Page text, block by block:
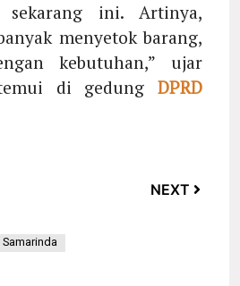
sekarang ini. Artinya,
menyetok barang,
kebutuhan,” ujar
di gedung DPRD
NEXT
Samarinda